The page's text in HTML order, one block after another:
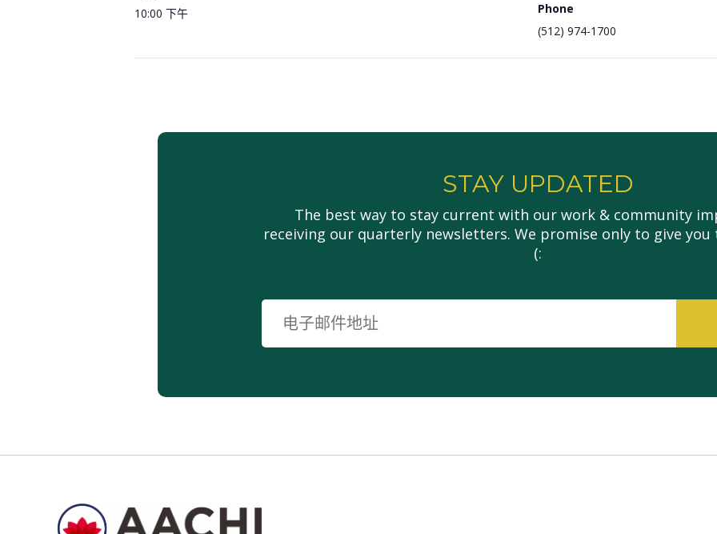
10:00 下午
Phone
(512) 974-1700
STAY UPDATED
The best way to stay current with our work & community
receiving our quarterly newsletters. We promise only to give
(:
邮